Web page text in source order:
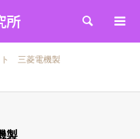
所 検索
ト 三菱電機製
製